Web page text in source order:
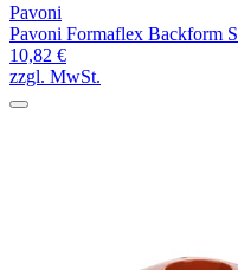
Pavoni
Pavoni Formaflex Backform
10,82 €
zzgl. MwSt.